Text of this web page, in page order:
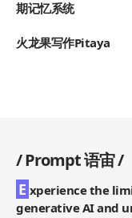
期记忆系统
火龙果写作Pitaya
/Prompt 语宙/
E xperience the
generative AI and